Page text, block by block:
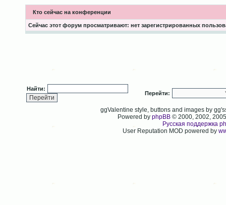
Кто сейчас на конференции
Сейчас этот форум просматривают: нет зарегистрированных
Найти:
Перейти:
ggValentine style, buttons and images by
Powered byphpBB © 2000, 2002,
Русская поддержка
User Reputation MOD powered by